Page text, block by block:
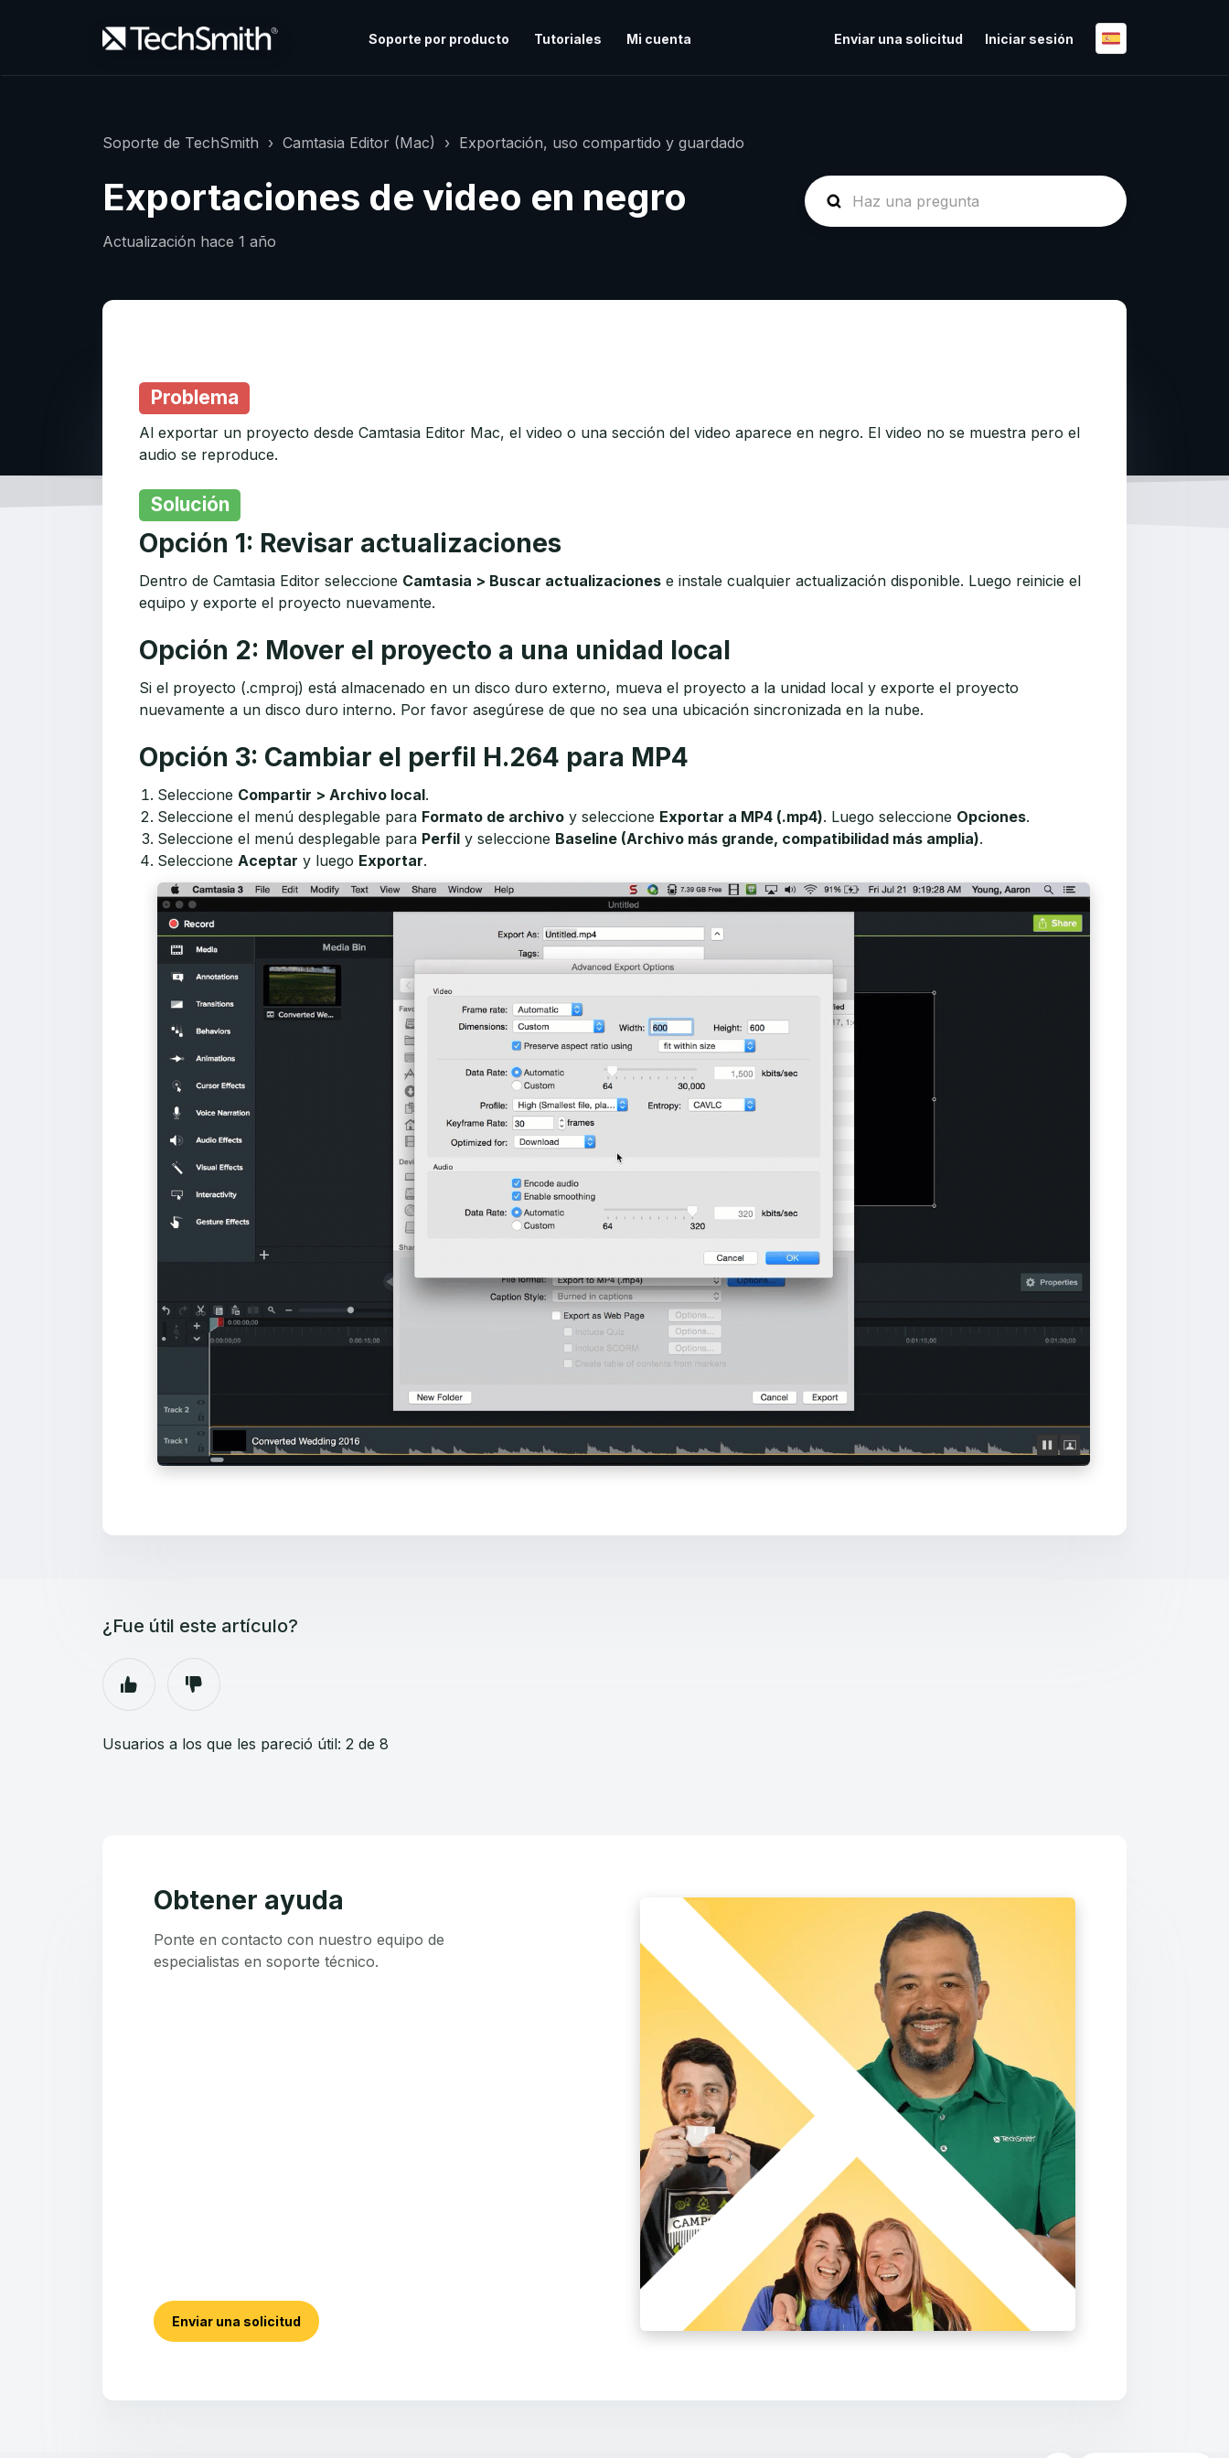
Soporte por producto Tutoriales Mi cuenta Enviar una solicitud Iniciar sesión
Soporte de TechSmith Camtasia Editor (Mac) Exportación, uso compartido y guardado
Exportaciones de video en negro
Actualización hace 1 año
Problema
Al exportar un proyecto desde Camtasia Editor Mac, el video o una sección del video aparece en negro. El video no se muestra pero el
audio se reproduce.
Solución
Opción 1: Revisar actualizaciones
Dentro de Camtasia Editor seleccione Camtasia > Buscar actualizaciones e instale cualquier actualización disponible. Luego reinicie el
equipo y exporte el proyecto nuevamente.
Opción 2: Mover el proyecto a una unidad local
Si el proyecto (.cmproj) está almacenado en un disco duro externo, mueva el proyecto a la unidad local y exporte el proyecto
nuevamente a un disco duro interno. Por favor asegúrese de que no sea una ubicación sincronizada en la nube.
Opción 3: Cambiar el perfil H.264 para MP4
Seleccione Compartir > Archivo local.
Seleccione el menú desplegable para Formato de archivo y seleccione Exportar a MP4 (.mp4). Luego seleccione Opciones.
Seleccione el menú desplegable para Perfil y seleccione Baseline (Archivo más grande, compatibilidad más amplia).
Seleccione Aceptar y luego Exportar.
¿Fue útil este artículo?
Usuarios a los que les pareció útil: 2 de 8
Obtener ayuda
Ponte en contacto con nuestro equipo de
especialistas en soporte técnico.
Enviar una solicitud